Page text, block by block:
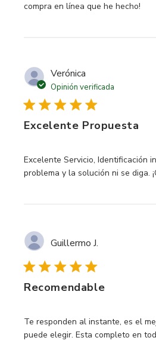
compra en línea que he hecho!
Verónica
Opinión verificada
Excelente Propuesta
Excelente Servicio, Identificación
problema y la solución ni se diga.
read more about review
Guillermo J.
Recomendable
Te responden al instante, es el
puede elegir. Esta completo en
read more about review